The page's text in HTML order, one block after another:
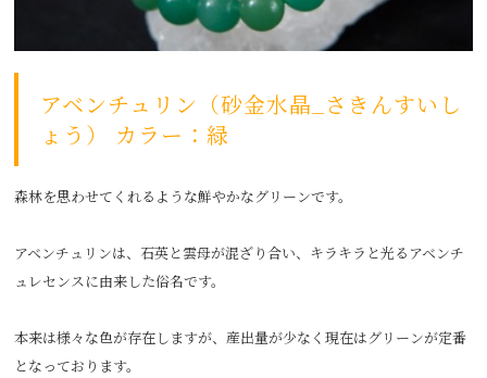
アベンチュリン（砂金水晶_さきんすいし
ょう） カラー：緑
森林を思わせてくれるような鮮やかなグリーンです。
アベンチュリンは、石英と雲母が混ざり合い、キラキラと光るアベンチ
ュレセンスに由来した俗名です。
本来は様々な色が存在しますが、産出量が少なく現在はグリーンが定番
となっております。